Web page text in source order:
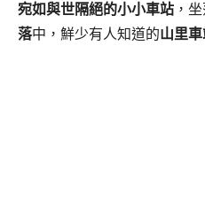
宛如與世隔絕的小小車站 ，
落中，鮮少有人知道的山里